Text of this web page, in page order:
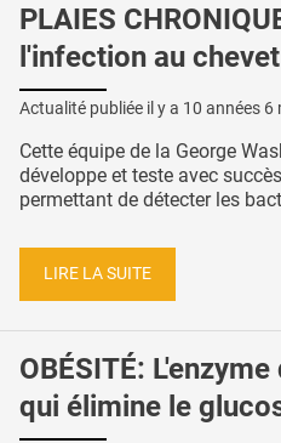
PLAIES
l'infection au
Actualité publiée il y a 10 années 6
Cette équipe de la George
développe et teste avec
permettant de détecter les
LIRE LA SUITE
OBÉSITÉ:
qui élimine le